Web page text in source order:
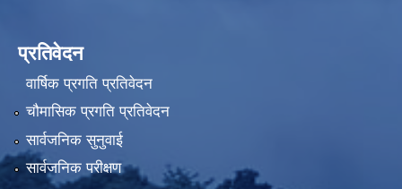
प्रतिवेदन
वार्षिक प्रगति प्रतिवेदन
चौमासिक प्रगति प्रतिवेदन
सार्वजनिक सुनुवाई
सार्वजनिक परीक्षण